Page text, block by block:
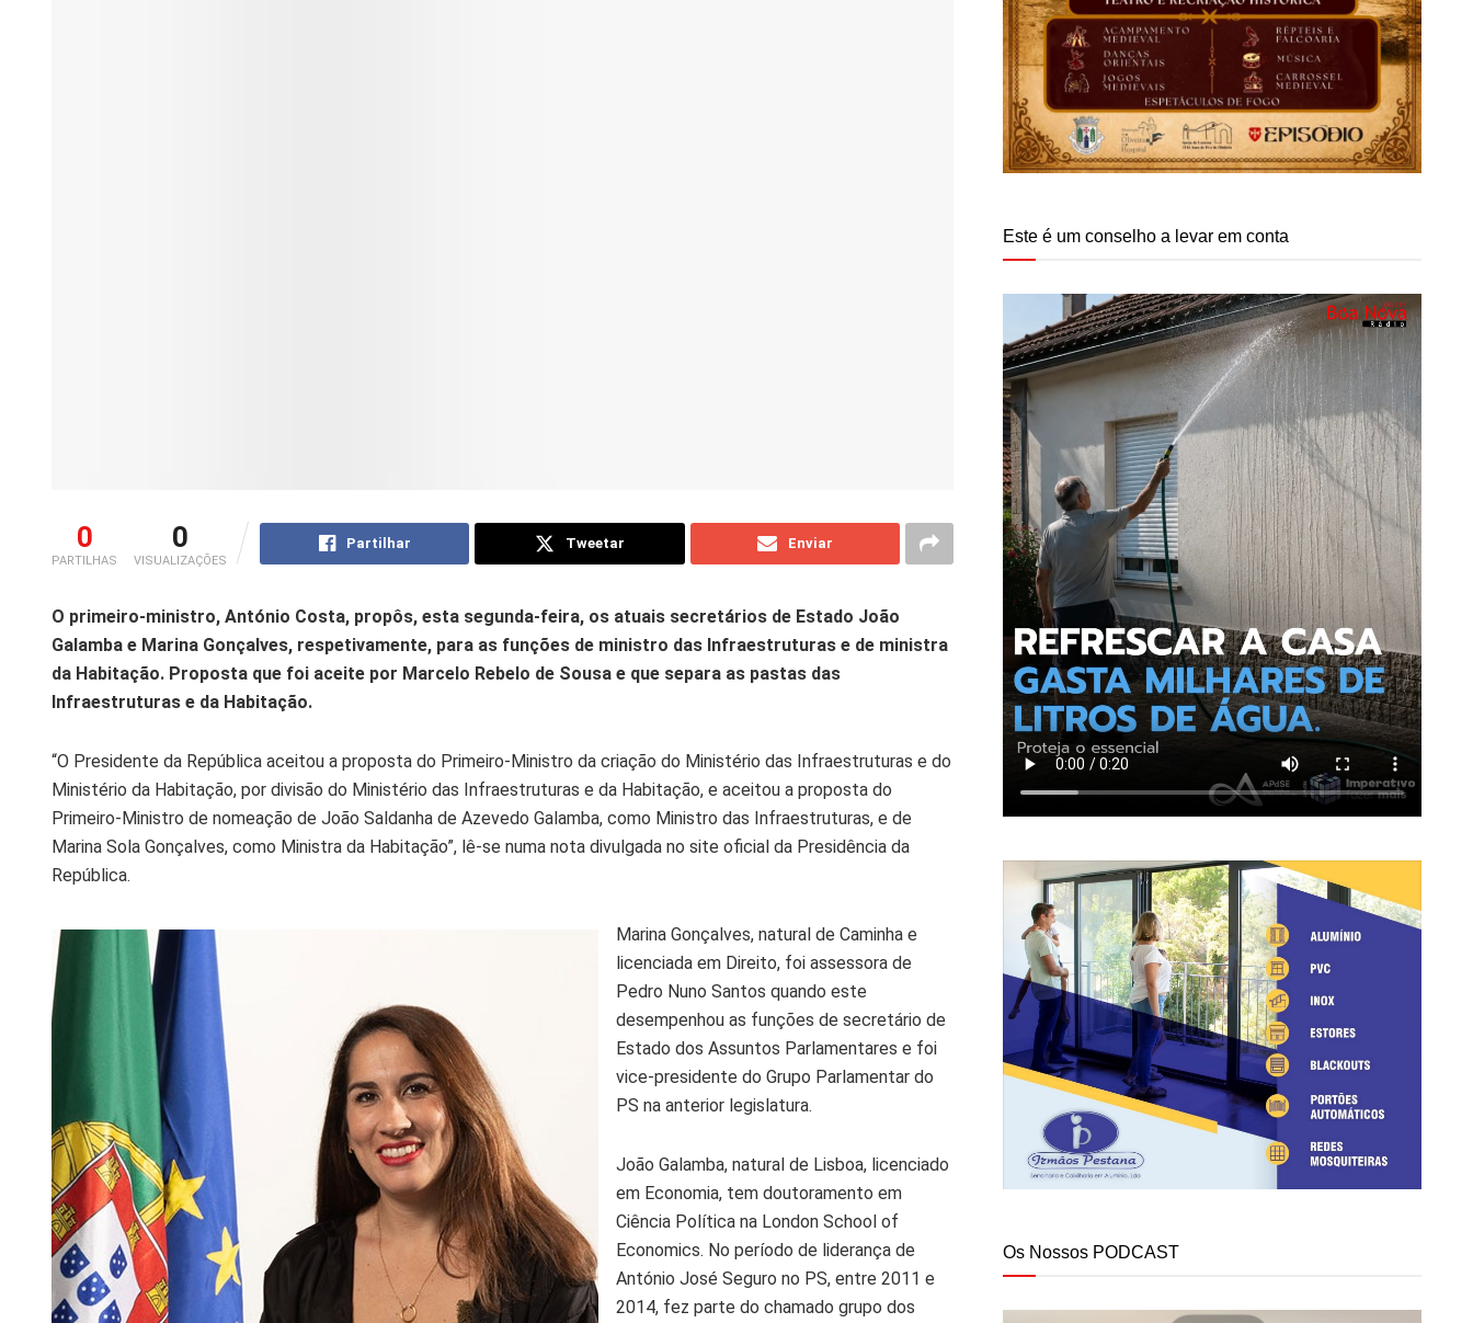
0
PARTILHAS
0
VISUALIZAÇÕES
Partilhar Tweetar Enviar
O primeiro-ministro, António Costa, propôs, esta segunda-feira, os atuais secretários de Estado João
Galamba e Marina Gonçalves, respetivamente, para as funções de ministro das Infraestruturas e de ministra
da Habitação. Proposta que foi aceite por Marcelo Rebelo de Sousa e que separa as pastas das
Infraestruturas e da Habitação.
“O Presidente da República aceitou a proposta do Primeiro-Ministro da criação do Ministério das Infraestruturas e do
Ministério da Habitação, por divisão do Ministério das Infraestruturas e da Habitação, e aceitou a proposta do
Primeiro-Ministro de nomeação de João Saldanha de Azevedo Galamba, como Ministro das Infraestruturas, e de
Marina Sola Gonçalves, como Ministra da Habitação”, lê-se numa nota divulgada no site oficial da Presidência da
República.
Marina Gonçalves, natural de Caminha e
licenciada em Direito, foi assessora de
Pedro Nuno Santos quando este
desempenhou as funções de secretário de
Estado dos Assuntos Parlamentares e foi
vice-presidente do Grupo Parlamentar do
PS na anterior legislatura.
João Galamba, natural de Lisboa, licenciado
em Economia, tem doutoramento em
Ciência Política na London School of
Economics. No período de liderança de
António José Seguro no PS, entre 2011 e
2014, fez parte do chamado grupo dos
Este é um conselho a levar em conta
Os Nossos PODCAST